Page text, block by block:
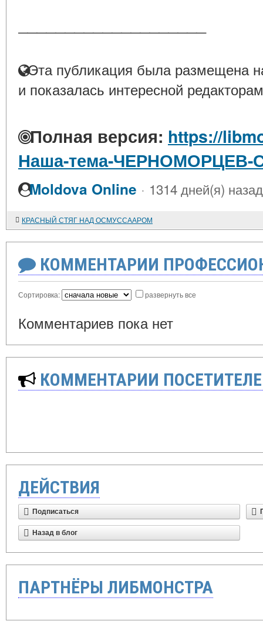
Эта публикация была размещена
и показалась интересной
Полная версия: https://
Наша-тема-
Moldova Online · 1314 дней(я) назад
КРАСНЫЙ СТЯГ НАД ОСМУССААРОМ
КОММЕНТАРИИ
Сортировка: развернуть все
Комментариев пока нет
КОММЕНТАРИИ
ДЕЙСТВИЯ
Подписаться
Назад в блог
ПАРТНЁРЫ ЛИБМОНСТРА